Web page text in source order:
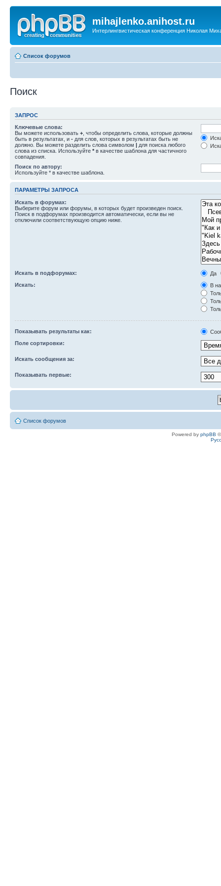
mihajlenko.anihost.ru
Интерлингвистическая конференция Николая
Список форумов
Поиск
ЗАПРОС
Ключевые слова:
Вы можете использовать + , чтобы определить слова, которые должны
быть в результатах, и - для слов, которых в результатах быть не
должно. Вы можете разделить слова символом | для поиска любого
слова из списка. Используйте * в качестве шаблона для частичного
совпадения.
Поиск по автору:
Используйте * в качестве шаблона.
ПАРАМЕТРЫ ЗАПРОСА
Искать в форумах:
Выберите форум или форумы, в которых будет произведен поиск.
Поиск в подфорумах производится автоматически, если вы не
отключили соответствующую опцию ниже.
Искать в подфорумах:
Да
Искать:
В
Показывать результаты как:
Поле сортировки:
Искать сообщения за:
Показывать первые:
Список форумов
Powered by phpBB